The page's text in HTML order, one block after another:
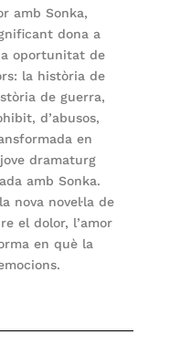
amb Sonka,
dona a
oportunitat de
la història de
de guerra,
d’abusos,
en
dramaturg
amb Sonka.
nova novel·la de
el dolor, l’amor
en què la